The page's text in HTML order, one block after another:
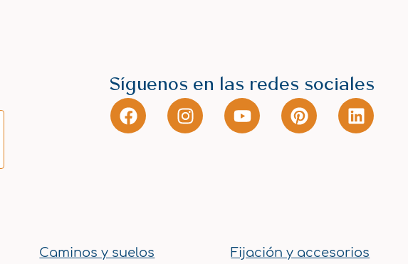
Síguenos en las redes sociales
F
a
I
n
Y
o
P
i
t
L
i
Caminos y suelos Fijación y accesorios